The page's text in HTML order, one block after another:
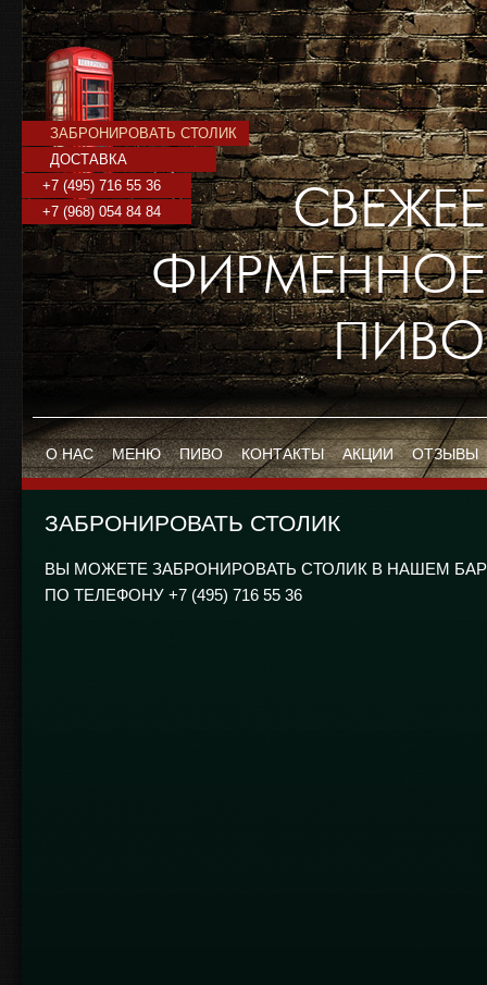
ЗАБРОНИРОВАТЬ СТОЛИК
ДОСТАВКА
+7 (495) 716 55 36
+7 (968) 054 84 84
СВЕЖЕЕ
ФИРМЕННОЕ
ПИВО
О НАС МЕНЮ ПИВО КОНТАКТЫ АКЦИИ ОТЗЫВЫ
ЗАБРОНИРОВАТЬ СТОЛИК
ВЫ МОЖЕТЕ ЗАБРОНИРОВАТЬ СТОЛИК В НАШЕМ
ПО ТЕЛЕФОНУ +7 (495) 716 55 36